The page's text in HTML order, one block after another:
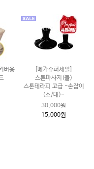
버용
[메가슈퍼세일]
스톤마사지(돌)
스톤테라피 고급 -손잡이
(소/대)-
30,000원
15,000원